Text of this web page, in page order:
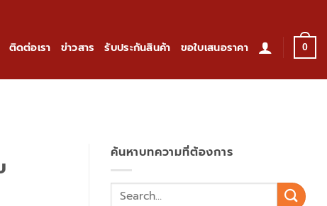
ติดต่อเรา ข่าวสาร รับประกันสินค้า ขอใบเสนอราคา 0
ค้นหาบทความที่ต้องการ